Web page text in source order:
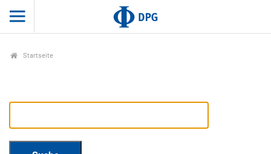
Startseite